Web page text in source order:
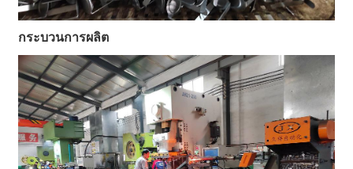
กระบวนการผลิต